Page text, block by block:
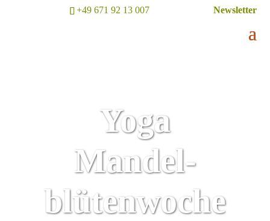
+49 671 92 13 007 Newsletter
Yoga
Mandel­
blüten­woche